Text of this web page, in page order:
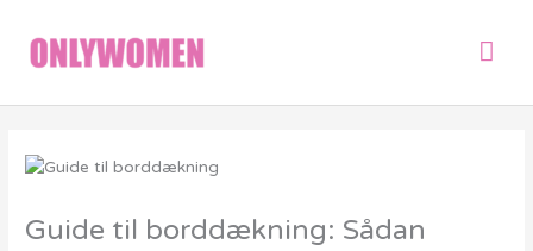
indholdet
Guide til borddækning: Sådan